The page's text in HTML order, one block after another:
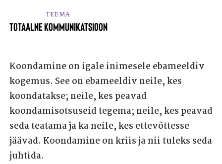
TEEMA
TOTAALNE KOMMUNIKATSIOON
Koondamine on igale inimesele ebameeldiv
kogemus. See on ebameeldiv neile, kes
koondatakse; neile, kes peavad
koondamisotsuseid tegema; neile, kes peavad
seda teatama ja ka neile, kes ettevõttesse
jäävad. Koondamine on kriis ja nii tuleks seda
juhtida.